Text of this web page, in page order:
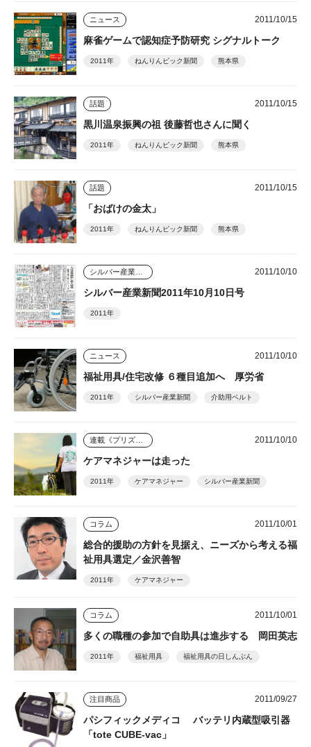
ニュース 2011/10/15
麻雀ゲームで認知症予防研究 シグナルトーク
2011年 ねんりんピック新聞 熊本県
話題 2011/10/15
黒川温泉振興の祖 後藤哲也さんに聞く
2011年 ねんりんピック新聞 熊本県
話題 2011/10/15
「おばけの金太」
2011年 ねんりんピック新聞 熊本県
2011/10/10
シルバー産業新聞2011年10月10日号
2011年
ニュース 2011/10/10
福祉用具/住宅改修 ６種目追加へ 厚労省
2011年 シルバー産業新聞 介助用ベルト
2011/10/10
ケアマネジャーは走った
2011年 ケアマネジャー シルバー産業新聞
コラム 2011/10/01
総合的援助の方針を見据え、ニーズから考える福
祉用具選定／金沢善智
2011年 ケアマネジャー
コラム 2011/10/01
多くの職種の参加で自助具は進歩する 岡田英志
2011年 福祉用具 福祉用具の日しんぶん
注目商品 2011/09/27
パシフィックメディコ バッテリ内蔵型吸引器
「tote CUBE-vac」